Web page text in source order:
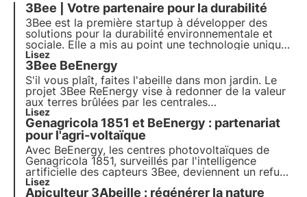
3Bee | Votre partenaire pour la durabilité
3Bee est la première startup à développer des
solutions pour la durabilité environnementale et
sociale. Elle a mis au point une technologie unique
pour surveiller les abeilles et la biodiversité. Avec
plus de 300 entreprises partenaires et plus de 150
000 clients, elle veut s'imposer comme un leader
de la protection de l'environnement.
Lisez
3Bee BeEnergy
S'il vous plaît, faites l'abeille dans mon jardin. Le
projet 3Bee ReEnergy vise à redonner de la valeur
aux terres brûlées par les centrales
photovoltaïques et éoliennes. Malheureusement, le
syndrome NIMBY est la principale raison pour
laquelle on n'investit pas assez dans les énergies
renouvelables en Italie. Les abeilles et l'énergie
photovoltaïque peuvent se renforcer mutuellement.
Lisez
Genagricola 1851 et BeEnergy : partenariat
pour l'agri-voltaïque
Avec BeEnergy, les centres photovoltaïques de
Genagricola 1851, surveillés par l'intelligence
artificielle des capteurs 3Bee, deviennent un refuge
pour les abeilles et préservent la biodiversité.
Lisez
Apiculteur 3Abeille : régénérer la nature